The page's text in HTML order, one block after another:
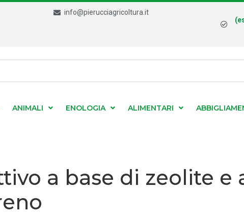
info@pierucciagricoltura.it
ANIMALI ENOLOGIA ALIMENTARI
a base di zeolite